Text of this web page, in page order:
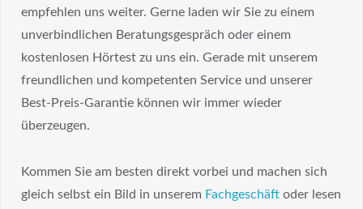
empfehlen uns weiter. Gerne laden wir Sie zu einem
unverbindlichen Beratungsgespräch oder einem
kostenlosen Hörtest zu uns ein. Gerade mit unserem
freundlichen und kompetenten Service und unserer
Best-Preis-Garantie können wir immer wieder
überzeugen.
Kommen Sie am besten direkt vorbei und machen sich
gleich selbst ein Bild in unserem Fachgeschäftoder lesen